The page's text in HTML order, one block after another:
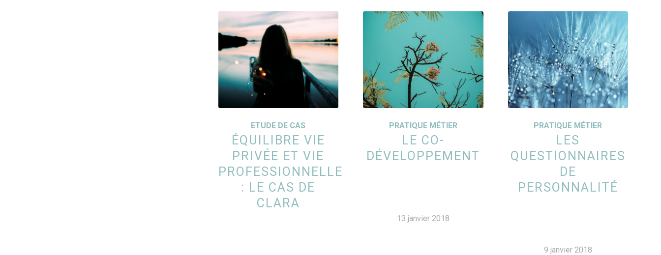
ETUDE DE CAS
ÉQUILIBRE VIE
PRIVÉE ET VIE
PROFESSIONNELLE
: LE CAS DE
CLARA
PRATIQUE MÉTIER
LE CO-
DÉVELOPPEMENT
13 janvier 2018
PRATIQUE MÉTIER
LES
QUESTIONNAIRES
DE
PERSONNALITÉ
9 janvier 2018